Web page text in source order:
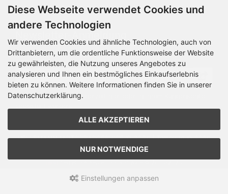
Newsletter-Anmeldung
E-Mail-Adresse:
Der Newsletter kann jederzeit hier oder in Ihrem Kundenkonto
HELLEMANN MOTORRADSERVICE © 2026 | Template © 2026
by Karl
Diese Webseite verwendet Cookies und
andere Technologien
Wir verwenden Cookies und ähnliche Technologien, auch von
Drittanbietern, um die ordentliche Funktionsweise der Website
zu gewährleisten, die Nutzung unseres Angebotes zu
analysieren und Ihnen ein bestmögliches Einkaufserlebnis
bieten zu können. Weitere Informationen finden Sie in unserer
Datenschutzerklärung.
ALLE AKZEPTIEREN
NUR NOTWENDIGE
Einstellungen anpassen